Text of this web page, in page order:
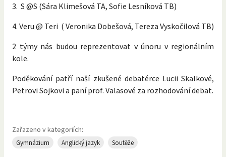
3. S @S (Sára Klimešová TA, Sofie Lesníková TB)
4. Veru @ Teri ( Veronika Dobešová, Tereza Vyskočilová TB)
2 týmy nás budou reprezentovat v únoru v regionálním
kole.
Poděkování patří naší zkušené debatérce Lucii Skalkové,
Petrovi Sojkovi a paní prof. Valasové za rozhodování debat.
Zařazeno v kategoriích:
Gymnázium Anglický jazyk Soutěže